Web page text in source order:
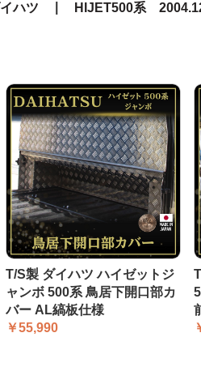
ハツ HIJET500系
T/S製 ダイハツ ハイゼットジ
ャンボ 500系 鳥居下開口部カ
バー AL縞板仕様
￥55,990